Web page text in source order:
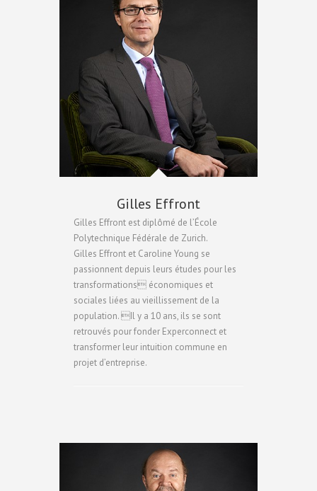
Gilles Effront
Gilles Effront est diplômé de l’École
Polytechnique Fédérale de Zurich.
Gilles Effront et Caroline Young se
passionnent depuis leurs études pour les
transformations économiques et
sociales liées au vieillissement de la
population. Il y a 10 ans, ils se sont
retrouvés pour fonder Experconnect et
transformer leur intuition commune en
projet d’entreprise.